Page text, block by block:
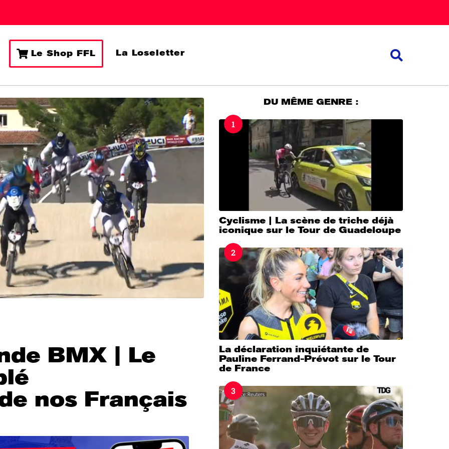
Le Shop FFL La Loseletter
BMX | Le
nos Français
DU MÊME GENRE :
1
Cyclisme | La scène de triche déjà
iconique sur le Tour de Guadeloupe
2
La déclaration inquiétante de
Pauline Ferrand-Prévot sur le Tour
de France
3